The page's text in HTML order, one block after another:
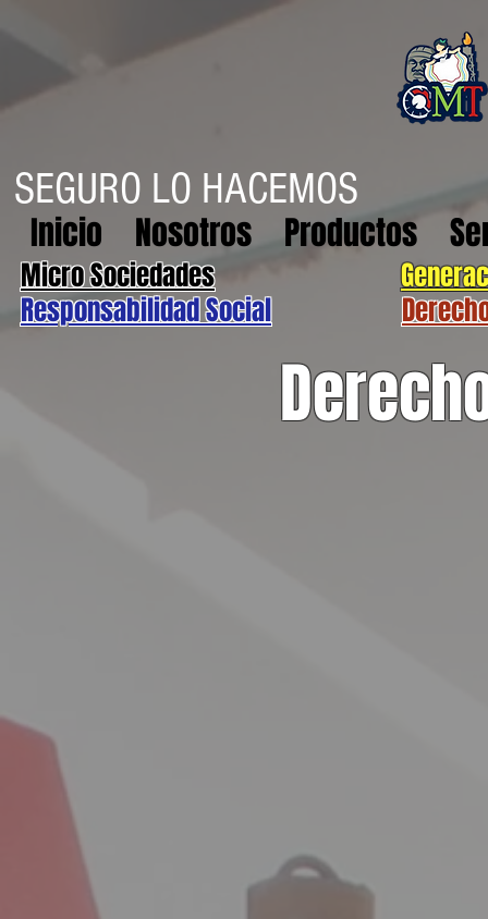
SEGURO LO HACEMOS
Inicio Nosotros Productos
Micro Sociedades
Responsabilidad Social